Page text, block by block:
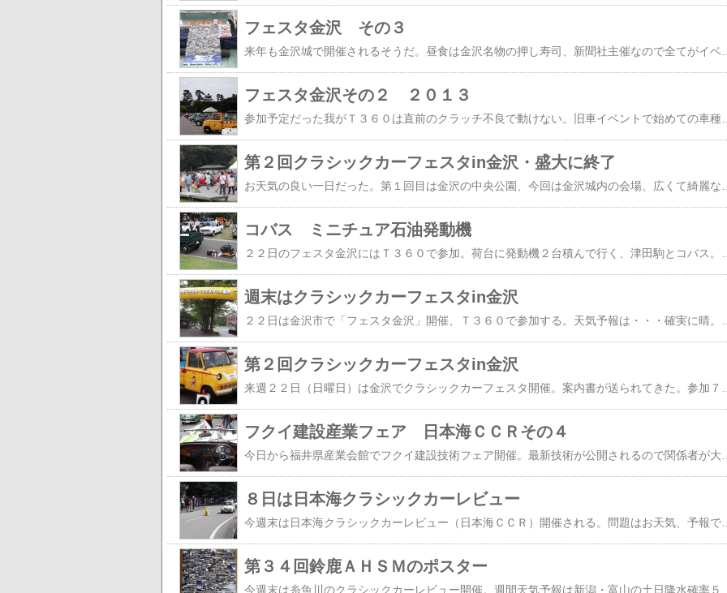
フェスタ金沢 その３
来年も金沢城で開催されるそうだ。昼食は金沢名物の押し寿司、新聞社主催なので全てがイベント慣れしてスムーズ、プロのイベント屋さんが入ると素晴らしい。鈴鹿ＡＨＳＭのポスターと茂木ホンダスポーツ生誕５０周年のチラシをＴ５００の荷台に。 ここが一番見やすい。ダットサンのクラブ（お仲間？）さすが老舗の倶楽部、イーゼルや三脚にパネルを展示してた。パネル展示は旧車には必要で観客に親切、ＡＫもイーゼルを用意しなくては。Ｔ５００はいろんなイベントに参加してるので、説明パネルが多い、何枚か貼ってた、これは効果絶大で親切。バブルカーもパネル展示は親切だった。ベルベデーレは飛び入りなので準備無し、発動機のパネル展示準備に気持ちが行ってたので、説明文は忘れた。歴史的にもユニークな車体なのですが説明無しでは、ただの旧車。市内パレードの出発。前はスバル３６０とバブルカー軍団。海外でスバル３６０は、日本の有名なバブルカーになってる。金沢市内の片町（香林坊？）交差点。一番の繁華街、Ｔ５００が右側車線に停車してるのは前に着いて行ったから。この場所は左折、コースに右折はなく左折のみ。一番の繁華街なので撮影する人が多い、たぶん一番の見所。黒のﾄﾛｰｼﾞｬﾝは大阪から、ナンバーに注目。黄色ナンバー、大阪ではこれしか出なかったそうだ、当時は納得行かなかったが今になると黄色ナンバーは貴重、たぶん日本で１台なのでは。ﾄﾛｰｼﾞｬﾝはイギリス製、戦闘機メーカーも仕事が無いので戦闘機の車輪にキャノピーでショボイ三輪車を作っていた、丸みのあるキャノピーは戦闘機用。製作の趣旨はラビットやアペと発想同じ。兼六園前では外人観光客一団に撮影されてた、母国の車なので撮影したのか面白い日本製と撮影したのかは不明。市内パレードは沿道の人は知ってるのか手を振ってくれる人が多かった。コマーシャルカーは後ろ、けっこう目立ってた。東芝のハッピを着てサービス。オークションで入手したそうだ。金沢城正門、黒の車は愛知県からお越しのモーリス、１９３０年代の最古参。 モデル撮影会。着物は詳しくないが、加賀友禅なのか？ 高そうな着物だった。
フェスタ金沢その２ ２０１３
参加予定だった我がＴ３６０は直前のクラッチ不良で動けない。旧車イベントで始めての車種変更参加になった。ＡＫ３台並ぶ予定が真ん中にベルベデーレ。東芝コマーシャルカーは撮影率が一番、皆さん携帯で写真を撮ってた。会場での一番人気は・・・おとなりの列のバブルカー、バブルカー６台、カビーネ、トロージャンにイセッタ６００と珍しい車種。ちびっ子には一番人気。バブルカーの一部は今日開催される和倉のイベントに連チャン参加。子供が多いので発動機も悪くなさそうだ。来年は試してみたい。一日中凄い人に驚いた、市街地のど真ん中なので多く集まるのかも。古いベンﾂやジャガーも多く、落ち着いた雰囲気。ベンツは神奈川・山梨・茨城などから。この場所にはＡＫ３台の予定が残念。会場は広い、一回りするだけでよい運動になる。コマーシャルカーは人気がある。ＡＫは割りと知られた存在、とは知らなかった。結構有名なのか？見学者もエンジンなどは知ってる人が多かった。日本初ＤＯＨＣエンジンに蛸足マフラーは説明の必要なし。ベルベデールは良く走った、故障無し。飛び入りだし、説明プレートを忘れたので展示はいまいち。細かい説明プレートは必備、そのほうが親切。
第２回クラシックカーフェスタin金沢・盛大に終了
コバス ミニチュア石油発動機
週末はクラシックカーフェスタin金沢
第２回クラシックカーフェスタin金沢
フクイ建設産業フェア 日本海ＣＣＲその４
８日は日本海クラシックカーレビュー
今週末は日本海クラシックカーレビュー（日本海ＣＣＲ）開催される。問題はお天気、予報では雨だが台風通過しそうなので晴れるのでは？日本海ＣＣＲ・糸魚川ＡＫは３台？？参加、Ｉさん、東京の杉さん、ｔ５さん。杉さんのＡＫは発売中の別冊ＯＴ誌６号参照、必見のＴ３６０です。今年もシーサイドランの最初にＰ．Ｃ競技あります。ＰＣ競技は雨天の場合中止（小雨は決行）、１回だけの２区間連続。観客が多いせいか競技区間に入るのが皆さんゆっくりなので、時間がかかる。最初は２０ｍの６秒、次が３０ｍの９秒ぐらいの予定。３０秒毎のスタートだが、１５秒ぐらいでないと混んでしまう。写真では３台のスバル３６０が並んでる。線を踏むのに走りながらﾄﾞｱを開けて見るのは禁止だが、スピードも遅いし、競技でなくアトラクション。敷地内なのでなんでもＯＫ。前開きドアはＰＣ競技にはハデで観客の反応もグッド。線（センサー）が３本敷いてある。最初の線は１区のスタート、決められた時間で正確に走って下さい。 計測は1/100秒。２本目が１区のゴールと同時に２区のスタートになる。連続なので２区目が難しい。秒針つきの時計が必要、ダイソーの１００円ストップウオッチなら２個買ってナビ（コ・ドライバー）が両手に持って交互に押せば案外正確に計測できる。キッチンタイマーは事前に時間を設定できるので２個あると便利。たぶん、日本一観客が多いＰＣ競技なのでは・・
第３４回鈴鹿ＡＨＳＭのポスター